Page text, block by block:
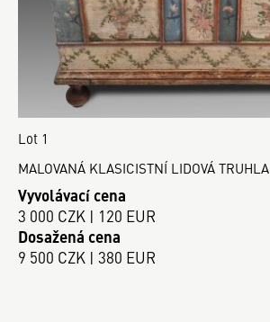
Lot 1
MALOVANÁ KLASICISTNÍ LIDOVÁ TRUHLA
Vyvolávací cena
3 000 CZK | 120 EUR
Dosažená cena
9 500 CZK | 380 EUR